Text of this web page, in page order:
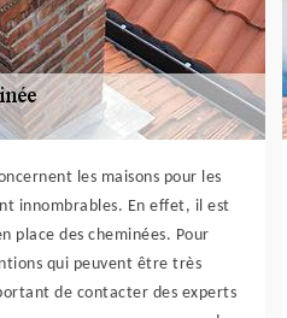
les maisons pour les
innombrables. En effet, il est
place des cheminées. Pour
qui peuvent être très
de contacter des experts